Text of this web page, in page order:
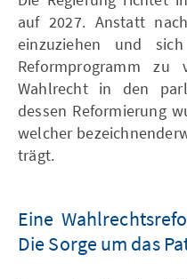
auf 2027. Anstatt
einzuziehen und
Reformprogramm zu
Wahlrecht in den
dessen Reformierung
welcher
trägt.
Eine
Die Sorge um das